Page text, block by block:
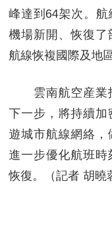
峰達到64架次。
機場新開、恢復了
航線恢複國際及地
雲南航空産業投
下一步，將持續加
遊城市航線網絡，
進一步優化航班時
恢復。（記者 胡曉